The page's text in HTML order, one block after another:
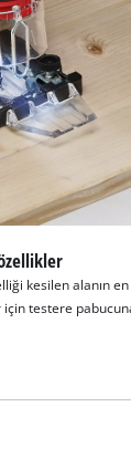
kesilen alanın
testere